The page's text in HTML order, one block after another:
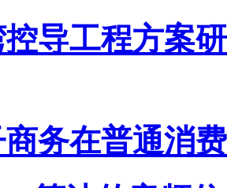
导工程方案
务在普通消